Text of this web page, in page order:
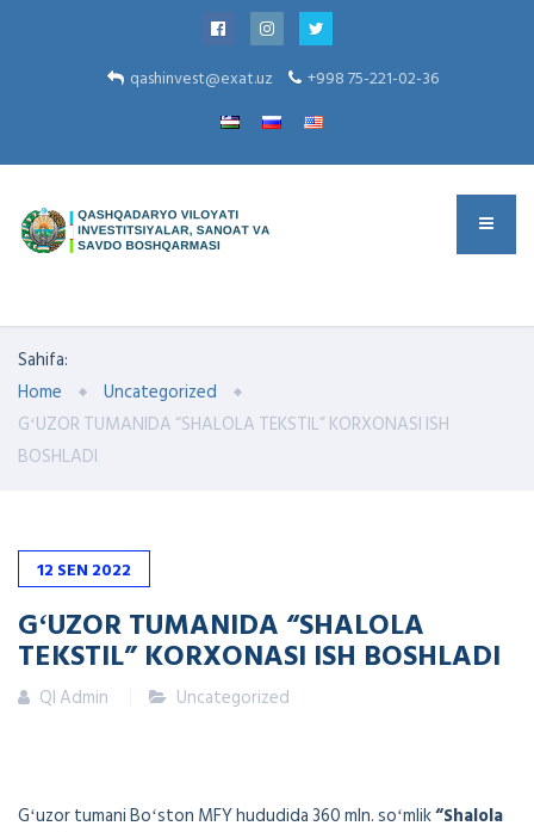
qashinvest@exat.uz +998 75-221-02-36
Sahifa:
Home
Uncategorized
GʻUZOR TUMANIDA “SHALOLA TEKSTIL” KORXONASI ISH
BOSHLADI
12 SEN 2022
GʻUZOR TUMANIDA “SHALOLA
TEKSTIL” KORXONASI ISH BOSHLADI
QI Admin Uncategorized
Gʻuzor tumani Boʻston MFY hududida 360 mln. soʻmlik“Shalola